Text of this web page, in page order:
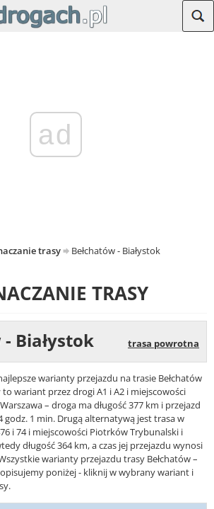
ad
trasy Bełchatów - Białystok
TRASY
- Białystok trasa powrotna
warianty przejazdu na trasie Bełchatów
to wariant przez drogi A1 i A2 i miejscowości
– droga ma długość 377 km i przejazd
godz. 1 min. Drugą alternatywą jest trasa w
i 74 i miejscowości Piotrków Trybunalski i
długość 364 km, a czas jej przejazdu wynosi
warianty przejazdu trasy Bełchatów –
opisujemy poniżej - kliknij w wybrany wariant i